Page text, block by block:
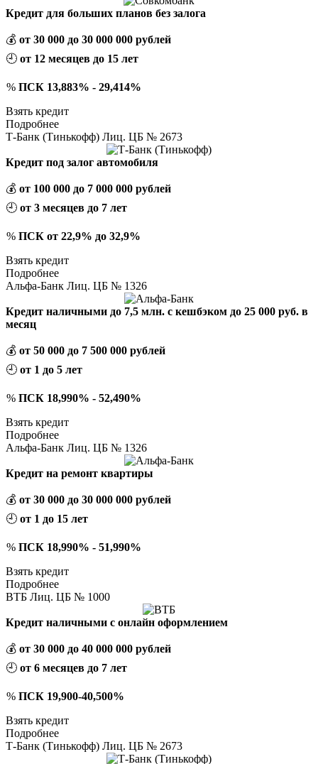
Кредит для больших планов без залога
💰 от 30 000 до 30 000 000 рублей
🕘 от 12 месяцев до 15 лет
% ПСК 13,883% - 29,414%
Взять кредит
Подробнее
Т-Банк (Тинькофф) Лиц. ЦБ № 2673
Кредит под залог автомобиля
💰 от 100 000 до 7 000 000 рублей
🕘 от 3 месяцев до 7 лет
% ПСК от 22,9% до 32,9%
Взять кредит
Подробнее
Альфа-Банк Лиц. ЦБ № 1326
Кредит наличными до 7,5 млн. с кешбэком до 25 000 руб. в
месяц
💰 от 50 000 до 7 500 000 рублей
🕘 от 1 до 5 лет
% ПСК 18,990% - 52,490%
Взять кредит
Подробнее
Альфа-Банк Лиц. ЦБ № 1326
Кредит на ремонт квартиры
💰 от 30 000 до 30 000 000 рублей
🕘 от 1 до 15 лет
% ПСК 18,990% - 51,990%
Взять кредит
Подробнее
ВТБ Лиц. ЦБ № 1000
Кредит наличными с онлайн оформлением
💰 от 30 000 до 40 000 000 рублей
🕘 от 6 месяцев до 7 лет
% ПСК 19,900-40,500%
Взять кредит
Подробнее
Т-Банк (Тинькофф) Лиц. ЦБ № 2673